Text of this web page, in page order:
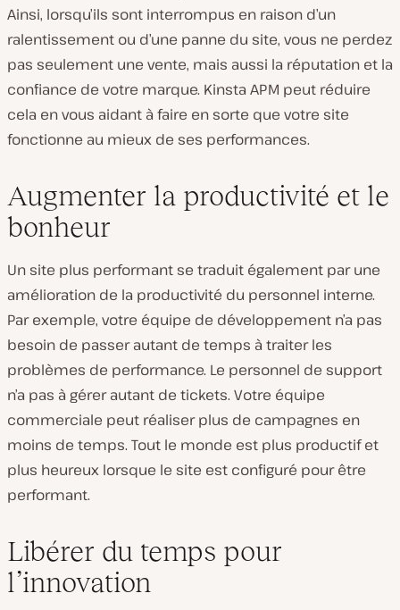
Ainsi, lorsqu’ils sont interrompus en raison d’un
ralentissement ou d’une panne du site, vous ne perdez
pas seulement une vente, mais aussi la réputation et la
confiance de votre marque. Kinsta APM peut réduire
cela en vous aidant à faire en sorte que votre site
fonctionne au mieux de ses performances.
Augmenter la productivité et le
bonheur
Un site plus performant se traduit également par une
amélioration de la productivité du personnel interne.
Par exemple, votre équipe de développement n’a pas
besoin de passer autant de temps à traiter les
problèmes de performance. Le personnel de support
n’a pas à gérer autant de tickets. Votre équipe
commerciale peut réaliser plus de campagnes en
moins de temps. Tout le monde est plus productif et
plus heureux lorsque le site est configuré pour être
performant.
Libérer du temps pour
l’innovation